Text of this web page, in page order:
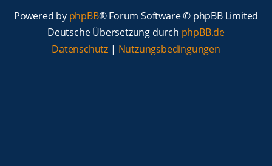
Powered by phpBB® Forum Software © phpBB Limited
Deutsche Übersetzung durch phpBB.de
Datenschutz | Nutzungsbedingungen